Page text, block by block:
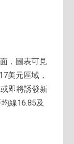
，圖表可見
美元區域，
即將誘發新
線16.85及